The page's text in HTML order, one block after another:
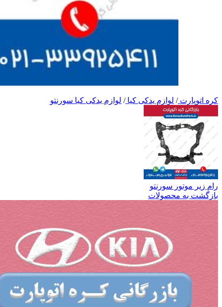
کره اتوپارت/ لوازم یدکی کیا/ لوازم یدکی کیا سورنتو
رام زیر موتور سورنتو
بازگشت به محصولات